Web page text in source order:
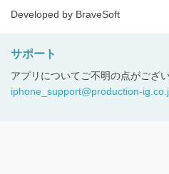
Developed by BraveSoft
サポート
アプリについてご不明の点がござ
iphone_support@production-